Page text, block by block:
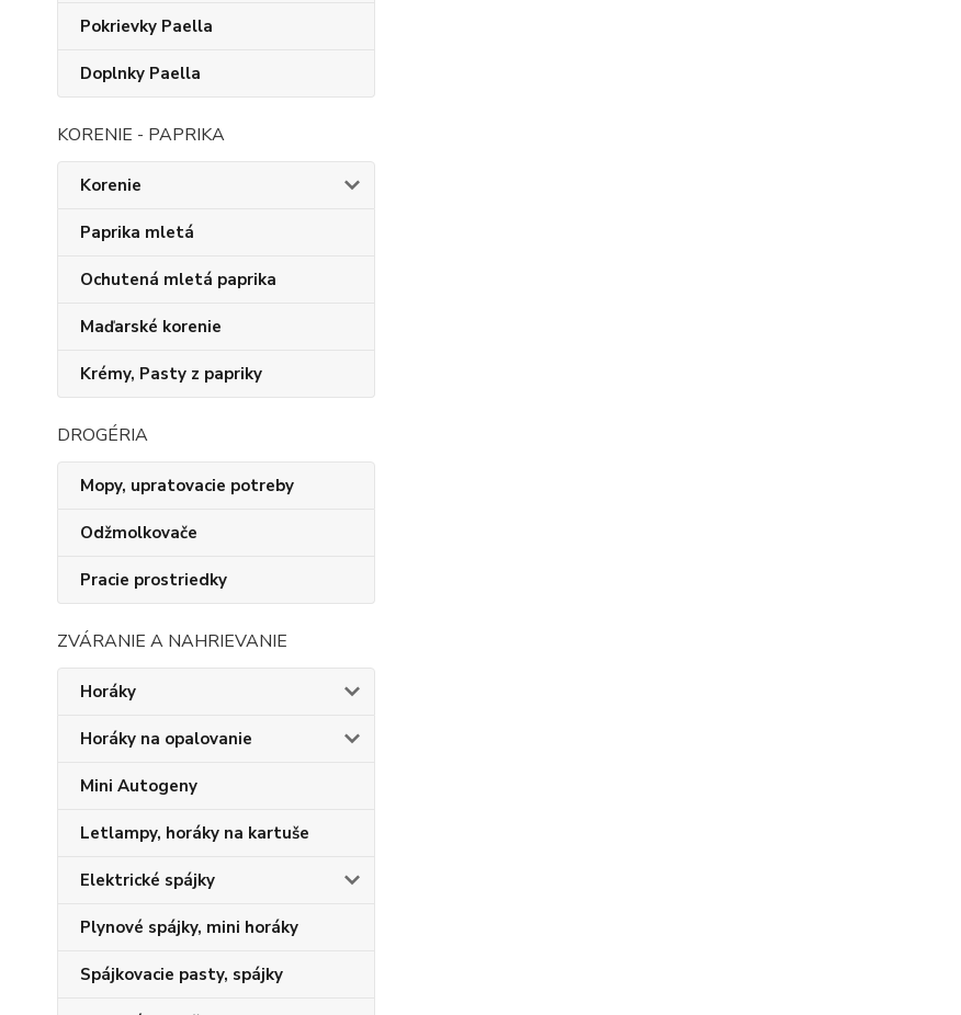
Pokrievky Paella
Doplnky Paella
KORENIE - PAPRIKA
Korenie
Paprika mletá
Ochutená mletá paprika
Maďarské korenie
Krémy, Pasty z papriky
DROGÉRIA
Mopy, upratovacie potreby
Odžmolkovače
Pracie prostriedky
ZVÁRANIE A NAHRIEVANIE
Horáky
Horáky na opalovanie
Mini Autogeny
Letlampy, horáky na kartuše
Elektrické spájky
Plynové spájky, mini horáky
Spájkovacie pasty, spájky